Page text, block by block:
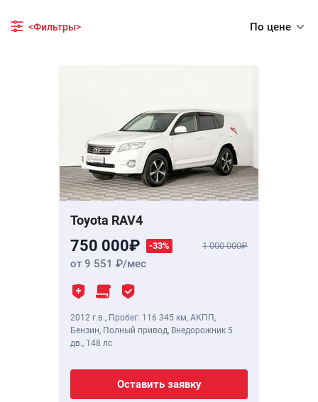
<Фильтры> По цене
Toyota RAV4
750 000 -33% 1 000 000
от 9 551 /мес
2012 г.в., Пробег: 116 345 км, АКПП,
Бензин, Полный привод, Внедорожник 5
дв., 148 лс
Оставить заявку